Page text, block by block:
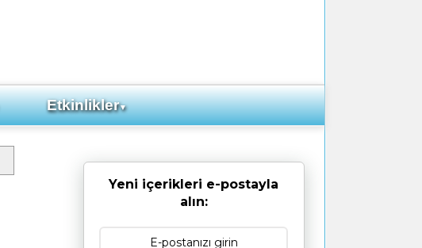
Etkinlikler▼
Yeni içerikleri e-postayla
alın: